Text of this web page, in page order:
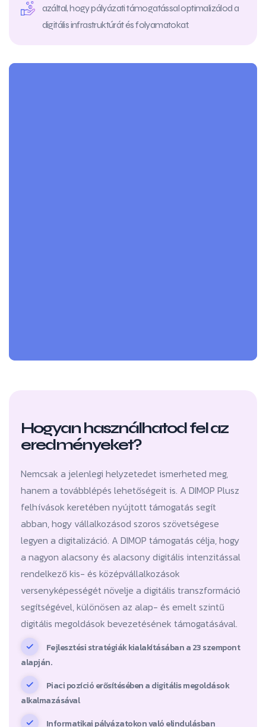
azáltal, hogy pályázati támogatással optimalizálod a
digitális infrastruktúrát és folyamatokat.
Hogyan használhatod fel az
eredményeket?
Nemcsak a jelenlegi helyzetedet ismerheted meg,
hanem a továbblépés lehetőségeit is. A DIMOP Plusz
felhívások keretében nyújtott támogatás segít
abban, hogy vállalkozásod szoros szövetségese
legyen a digitalizáció. A DIMOP támogatás célja, hogy
a nagyon alacsony és alacsony digitális intenzitással
rendelkező kis- és középvállalkozások
versenyképességét növelje a digitális transzformáció
segítségével, különösen az alap- és emelt szintű
digitális megoldások bevezetésének támogatásával.
Fejlesztési stratégiák kialakításában a 23 szempont
alapján.
Piaci pozíció erősítésében a digitális megoldások
alkalmazásával
Informatikai pályázatokon való elindulásban